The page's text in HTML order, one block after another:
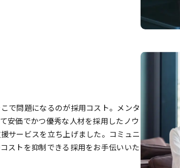
で問題になるのが採用コスト。メンタ
安価でかつ優秀な人材を採用したノウ
サービスを立ち上げました。コミュニ
ストを抑制できる採用をお手伝いいた